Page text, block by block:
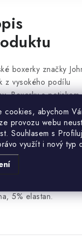
cookies, abychom
provozu webu
Souhlasem s
využít i nový typ
boxerky značky
z vysokého podílu
Boxerky s potiskem
příjemné na
při nošení. V
jemnou gumu.
obsahuje 2 kusy
5% elastan.